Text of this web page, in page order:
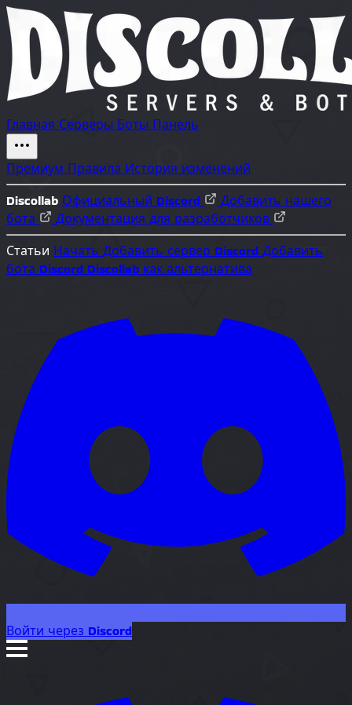
Главная Серверы Боты Панель
Премиум Правила История изменений
Discollab Официальный Discord
Добавить нашего
бота
Документация для разработчиков
Статьи Начать Добавить сервер Discord Добавить
бота Discord Discollab как альтернатива
Войти через Discord